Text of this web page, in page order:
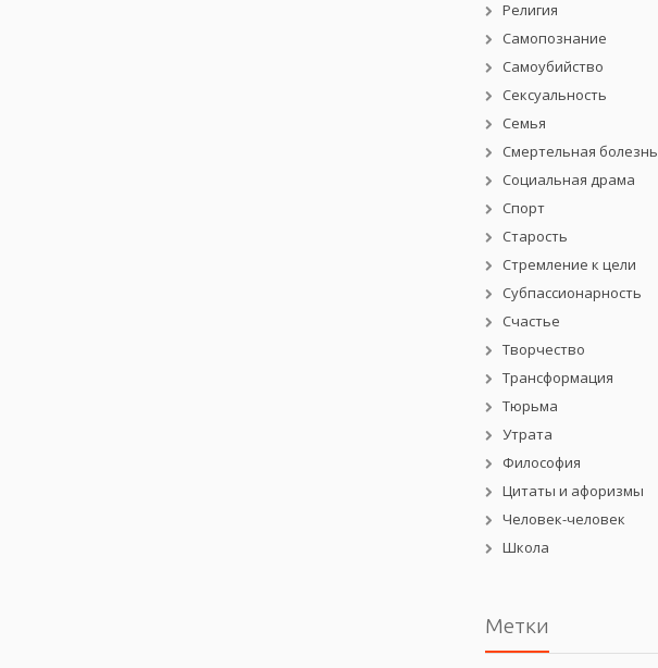
Религия
Самопознание
Самоубийство
Сексуальность
Семья
Смертельная болезнь
Социальная драма
Спорт
Старость
Стремление к цели
Субпассионарность
Счастье
Творчество
Трансформация
Тюрьма
Утрата
Философия
Цитаты и афоризмы
Человек-человек
Школа
Метки